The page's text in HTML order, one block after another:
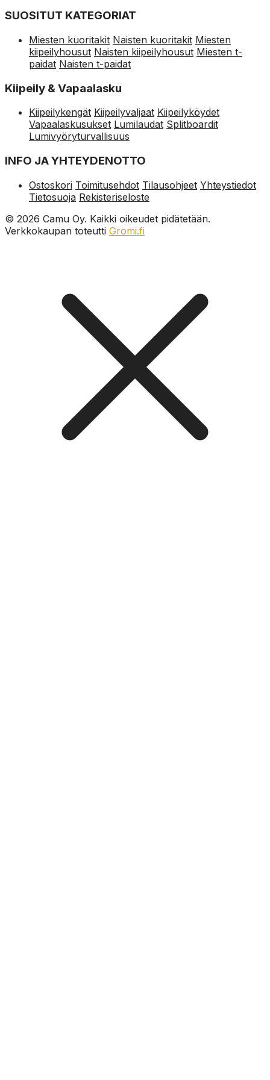
SUOSITUT KATEGORIAT
Miesten kuoritakit Naisten kuoritakit Miesten
kiipeilyhousut Naisten kiipeilyhousut Miesten t-
paidat Naisten t-paidat
Kiipeily & Vapaalasku
Kiipeilykengät Kiipeilyvaljaat Kiipeilyköydet
Vapaalaskusukset Lumilaudat Splitboardit
Lumivyöryturvallisuus
INFO JA YHTEYDENOTTO
Ostoskori Toimitusehdot Tilausohjeet Yhteystiedot
Tietosuoja Rekisteriseloste
© 2026 Camu Oy. Kaikki oikeudet pidätetään.
Verkkokaupan toteutti Gromi.fi